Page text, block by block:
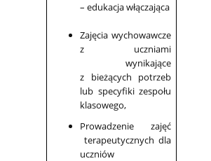
– edukacja włączająca
Zajęcia wychowawcze
z uczniami
wynikające
z bieżących potrzeb
lub specyfiki zespołu
klasowego,
Prowadzenie zajęć
terapeutycznych dla
uczniów